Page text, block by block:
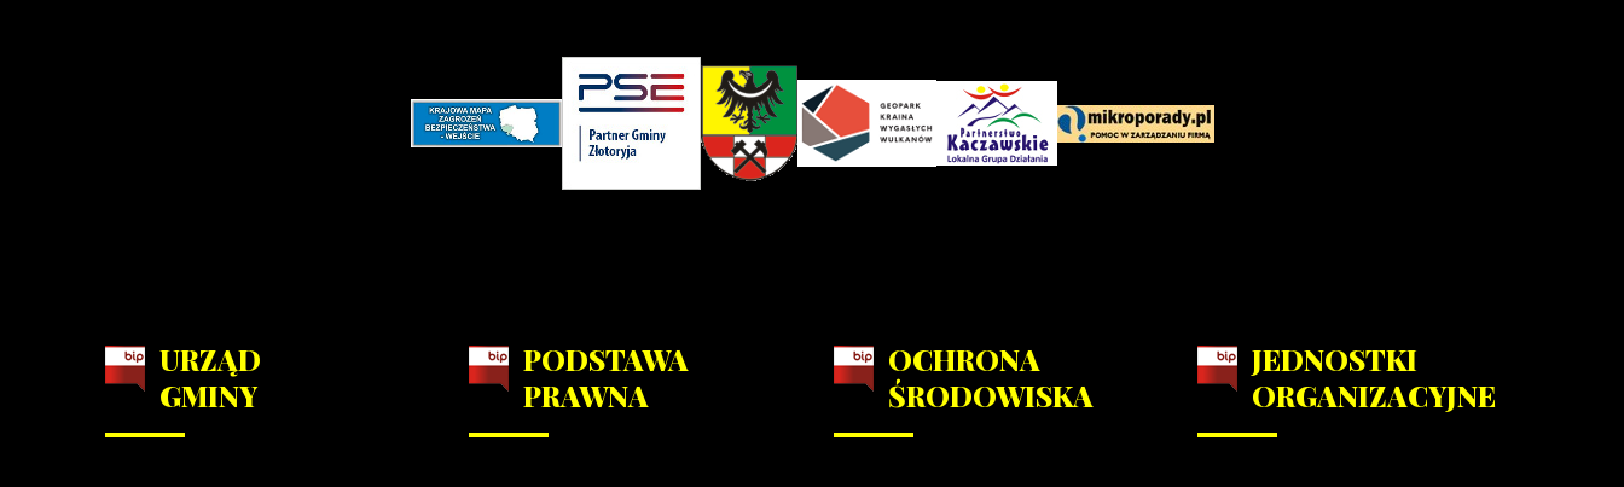
URZĄD
GMINY
PODSTAWA
PRAWNA
OCHRONA
ŚRODOWISKA
JEDNOSTKI
ORGANIZACYJNE